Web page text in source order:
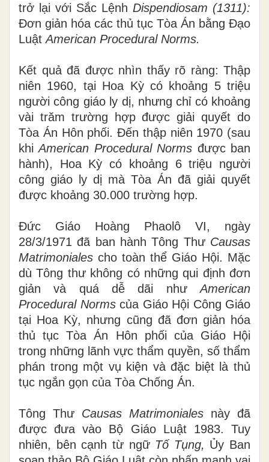
trở lại với Sắc Lệnh Dispendiosam (1311):
Đơn giản hóa các thủ tục Tòa Án bằng Đạo
LuậtAmerican ProceduralNorms.
Kết quả đã được nhìn thấy rõ ràng: Thập
niên 1960, tại Hoa Kỳ có khoảng 5 triệu
người công giáo ly dị, nhưng chỉ có khoảng
vài trăm trường hợp được giải quyết do
Tòa Án Hôn phối. Đến thập niên 1970 (sau
khiAmerican Procedural Norms được ban
hành), Hoa Kỳ có khoảng 6 triệu người
công giáo ly dị mà Tòa Án đã giải quyết
được khoảng 30.000 trường hợp.
Đức Giáo Hoàng Phaolô VI, ngày
28/3/1971 đã ban hành Tông Thư Causas
Matrimoniales cho toàn thể Giáo Hội. Mặc
dù Tông thư không có những qui định đơn
giản và quá dễdãi nhưAmerican
ProceduralNorms của Giáo Hội Công Giáo
tại Hoa Kỳ, nhưng cũng đã đơn giản hóa
thủ tục Tòa Án Hôn phối của Giáo Hội
trong những lãnh vực thẩm quyền, số thẩm
phán trong một vụ kiện và đặc biệt là thủ
tục ngắn gọn của Tòa Chống Án.
Tông Thư Causas Matrimoniales này đã
được đưa vào Bộ Giáo Luật 1983. Tuy
nhiên, bên cạnh từ ngữ Tố Tụng, Ủy Ban